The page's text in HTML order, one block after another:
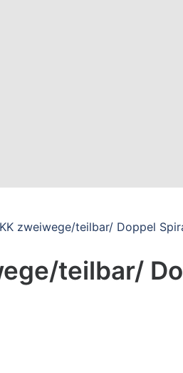
zweiwege/teilbar/ Doppel
teilbar/